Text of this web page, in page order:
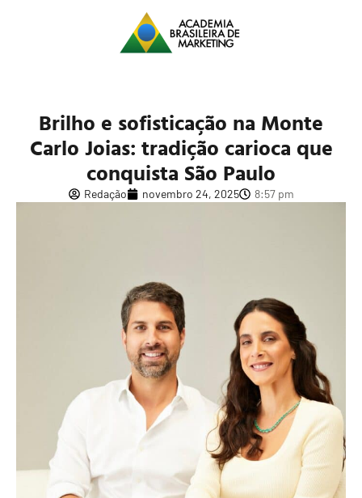
Brilho e sofisticação na Monte
Carlo Joias: tradição carioca que
conquista São Paulo
Redação novembro 24, 2025 8:57 pm